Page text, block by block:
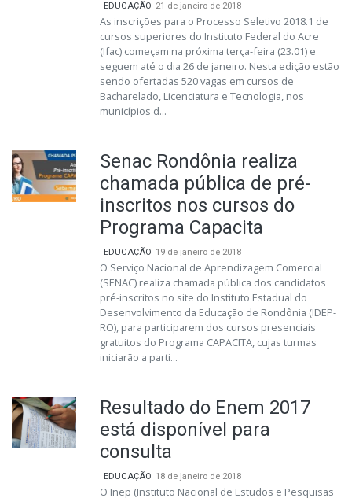
EDUCAÇÃO 21 de janeiro de 2018
As inscrições para o Processo Seletivo 2018.1 de
cursos superiores do Instituto Federal do Acre
(Ifac) começam na próxima terça-feira (23.01) e
seguem até o dia 26 de janeiro. Nesta edição estão
sendo ofertadas 520 vagas em cursos de
Bacharelado, Licenciatura e Tecnologia, nos
municípios d...
Senac Rondônia realiza
chamada pública de pré-
inscritos nos cursos do
Programa Capacita
EDUCAÇÃO 19 de janeiro de 2018
O Serviço Nacional de Aprendizagem Comercial
(SENAC) realiza chamada pública dos candidatos
pré-inscritos no site do Instituto Estadual do
Desenvolvimento da Educação de Rondônia (IDEP-
RO), para participarem dos cursos presenciais
gratuitos do Programa CAPACITA, cujas turmas
iniciarão a parti...
Resultado do Enem 2017
está disponível para
consulta
EDUCAÇÃO 18 de janeiro de 2018
O Inep (Instituto Nacional de Estudos e Pesquisas